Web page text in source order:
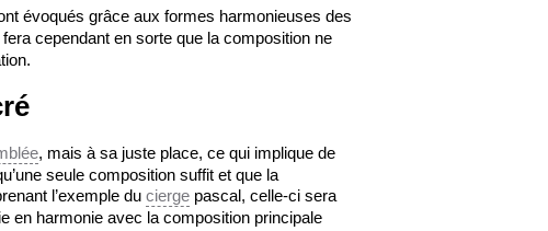
évoqués grâce aux formes harmonieuses des
fera cependant en sorte que la composition ne
, mais à sa juste place, ce qui implique de
seule composition suffit et que la
l’exemple du cierge pascal, celle-ci sera
en harmonie avec la composition principale